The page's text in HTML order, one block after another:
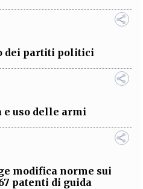
dei partiti politici
e uso delle armi
modifica norme sui
patenti di guida